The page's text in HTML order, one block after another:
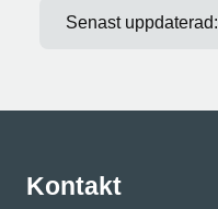
Senast uppdaterad:
Kontakt